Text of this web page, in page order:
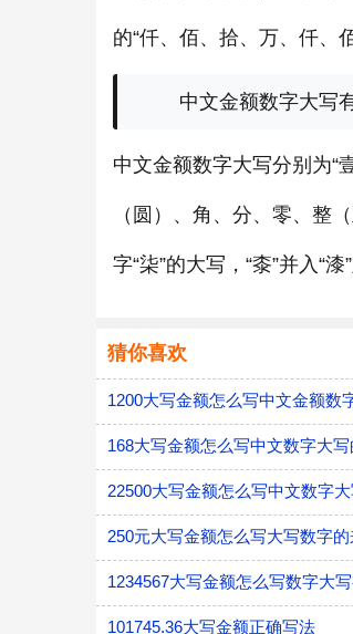
的“仟、佰、拾、万、仟、
中文金额数字大写
中文金额数字大写分别为“
（圆）、角、分、零、整
字“柒”的大写，“桼”并入“漆
猜你喜欢
1200大写金额怎么写中文金额数
168大写金额怎么写中文数字大写
22500大写金额怎么写中文数字大
250元大写金额怎么写大写数字
1234567大写金额怎么写数字大
101745.36大写金额正确写法